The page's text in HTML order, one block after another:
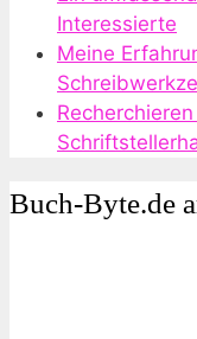
Interessierte
Meine
Buch-Byte.de